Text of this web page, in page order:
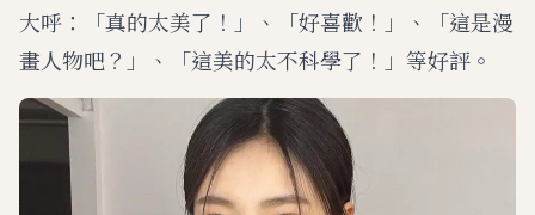
大呼：「真的太美了！」、「好喜歡！」、「這是漫
畫人物吧？」、「這美的太不科學了！」等好評。